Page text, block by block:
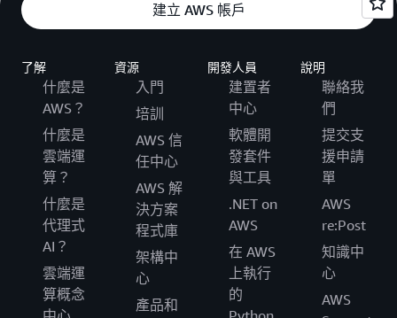
建立 AWS 帳戶
了解
什麼是
AWS？
什麼是
雲端運
算？
什麼是
代理式
AI？
雲端運
算概念
資源
入門
培訓
AWS 信
任中心
AWS 解
決方案
程式庫
架構中
心
產品和
開發人員
建置者
中心
軟體開
發套件
與工具
.NET on
AWS
在 AWS
上執行
的
說明
聯絡我
們
提交支
援申請
單
AWS
re:Post
知識中
心
AWS